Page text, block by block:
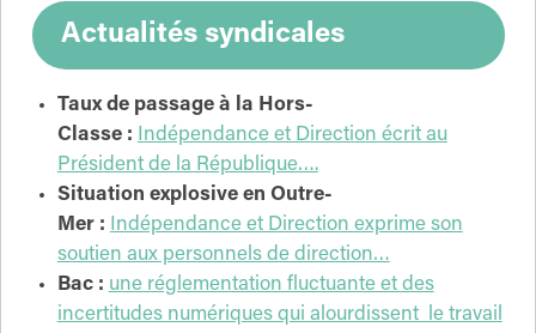
Actualités syndicales
Taux de passage à la Hors-
Classe : Indépendance et Direction écrit au
Président de la République….
Situation explosive en Outre-
Mer : Indépendance et Direction exprime son
soutien aux personnels de direction…
Bac : une réglementation fluctuante et des
incertitudes numériques qui alourdissent le travail